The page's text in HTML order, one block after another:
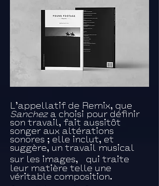
L’appellatif de Remix, que
Sancheza choisi pour définir
son travail, fait aussitôt
songer aux altérations
sonores ; elle inclut, et
suggère, un travail musical
sur les images, qui traite
leur matière telle une
véritable composition.